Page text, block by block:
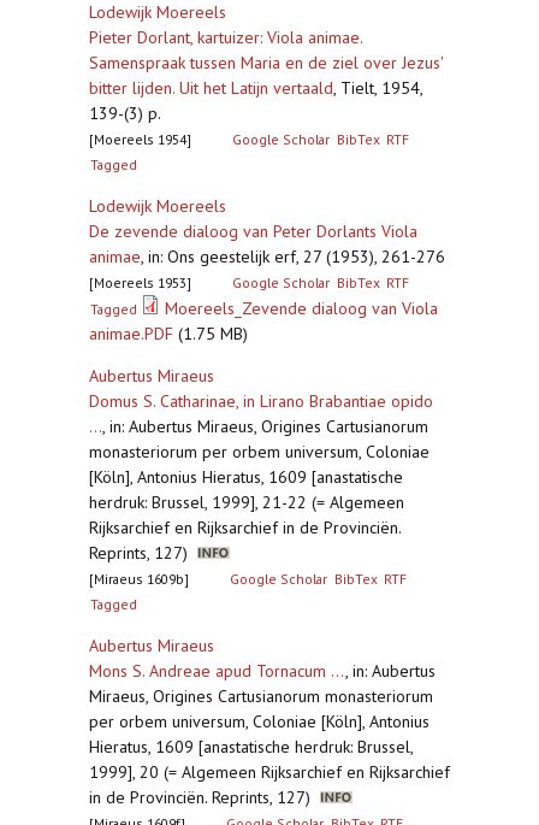
Lodewijk Moereels
Pieter Dorlant, kartuizer: Viola animae.
Samenspraak tussen Maria en de ziel over Jezus'
bitter lijden. Uit het Latijn vertaald, Tielt, 1954,
139-(3) p.
[Moereels 1954] Google Scholar BibTex RTF
Tagged
Lodewijk Moereels
De zevende dialoog van Peter Dorlants Viola
animae, in: Ons geestelijk erf, 27 (1953), 261-276
[Moereels 1953] Google Scholar BibTex RTF
Tagged
Moereels_Zevende dialoog van Viola
animae.PDF (1.75 MB)
Aubertus Miraeus
Domus S. Catharinae, in Lirano Brabantiae opido
..., in: Aubertus Miraeus, Origines Cartusianorum
monasteriorum per orbem universum, Coloniae
[Köln], Antonius Hieratus, 1609 [anastatische
herdruk: Brussel, 1999], 21-22 (= Algemeen
Rijksarchief en Rijksarchief in de Provinciën.
Reprints, 127)
[Miraeus 1609b] Google Scholar BibTex RTF
Tagged
Aubertus Miraeus
Mons S. Andreae apud Tornacum ..., in: Aubertus
Miraeus, Origines Cartusianorum monasteriorum
per orbem universum, Coloniae [Köln], Antonius
Hieratus, 1609 [anastatische herdruk: Brussel,
1999], 20 (= Algemeen Rijksarchief en Rijksarchief
in de Provinciën. Reprints, 127)